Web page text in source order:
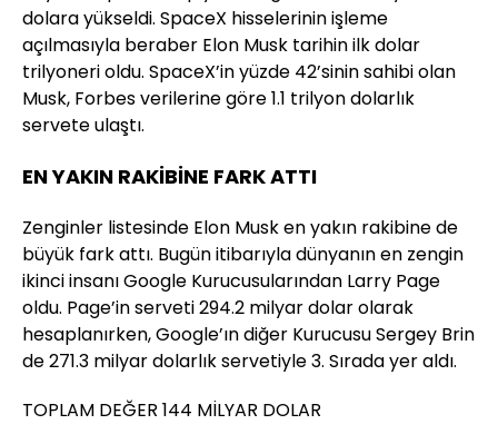
dolara yükseldi. SpaceX hisselerinin işleme
açılmasıyla beraber Elon Musk tarihin ilk dolar
trilyoneri oldu. SpaceX’in yüzde 42’sinin sahibi olan
Musk, Forbes verilerine göre 1.1 trilyon dolarlık
servete ulaştı.
EN YAKIN RAKİBİNE FARK ATTI
Zenginler listesinde Elon Musk en yakın rakibine de
büyük fark attı. Bugün itibarıyla dünyanın en zengin
ikinci insanı Google Kurucusularından Larry Page
oldu. Page’in serveti 294.2 milyar dolar olarak
hesaplanırken, Google’ın diğer Kurucusu Sergey Brin
de 271.3 milyar dolarlık servetiyle 3. Sırada yer aldı.
TOPLAM DEĞER 144 MİLYAR DOLAR